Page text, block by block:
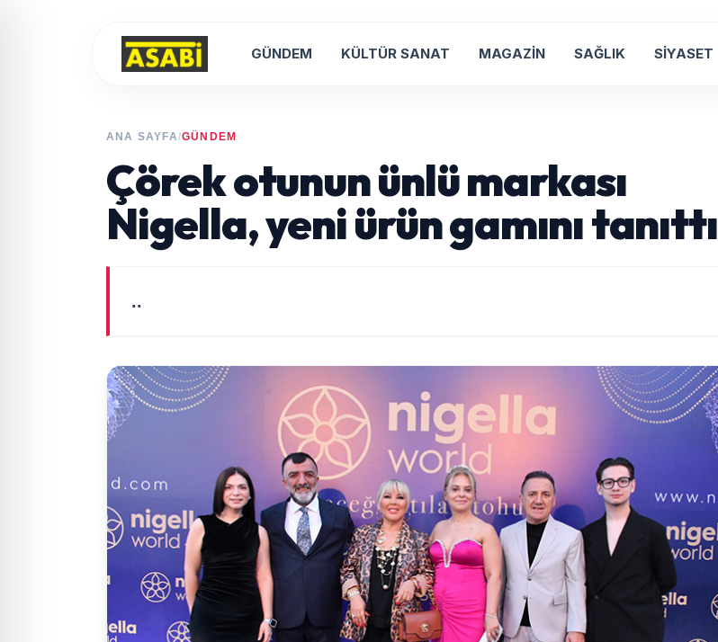
GÜNDEM KÜLTÜR SANAT MAGAZİN SAĞLIK SİYASET
ANA SAYFA/GÜNDEM
Çörek otunun ünlü markası
Nigella, yeni ürün gamını tanıttı
..